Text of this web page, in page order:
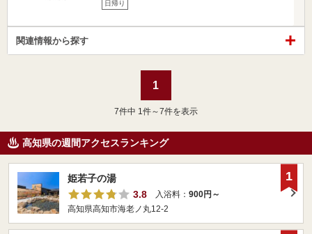
日帰り
関連情報から探す
1
7件中 1件～7件を表示
高知県の週間アクセスランキング
姫若子の湯
3.8
入浴料： 900円～
高知県高知市海老ノ丸12-2
1